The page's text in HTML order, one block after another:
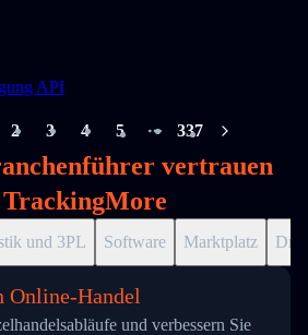
API
2 3 4 5
More pages
337
vertrauen
und 3PL Software Marktplatz
Online-Handel
und verbessern Sie